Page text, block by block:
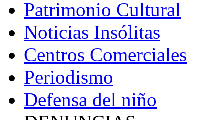
Patrimonio Cultural
Noticias Insólitas
Centros Comerciales
Periodismo
Defensa del niño